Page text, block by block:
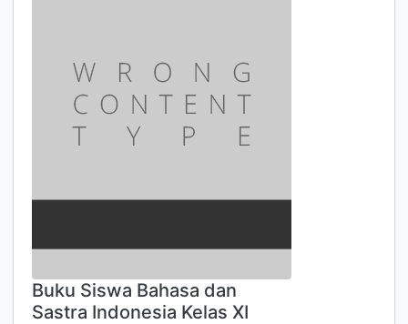
Buku Siswa Bahasa dan
Sastra Indonesia Kelas XI